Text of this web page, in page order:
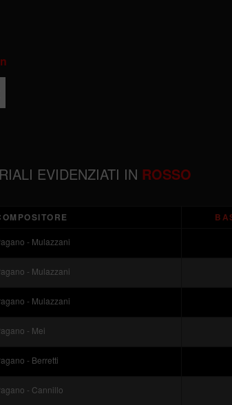
EVIDENZIATI IN ROSSO
- Mulazzani
- Mulazzani
- Mulazzani
- Mei
- Berretti
- Cannillo